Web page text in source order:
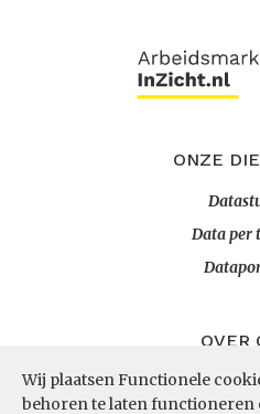
Wij plaatsen Functionele
behoren te laten functioneren
ONZE
Data per
OVER